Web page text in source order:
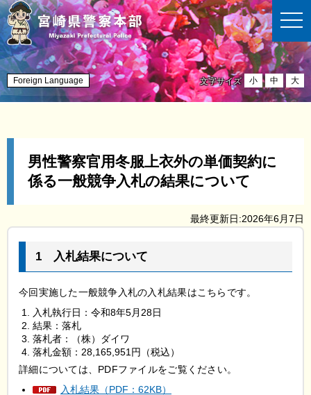
t
o
g
l
e
n
a
v
Foreign Language 文字サイズ 小 中 大
男性警察官用冬服上衣外の単価契約に
係る一般競争入札の結果について
最終更新日:2026年6月7日
1 入札結果について
今回実施した一般競争入札の入札結果はこちらです。
入札執行日：令和8年5月28日
結果：落札
落札者：（株）ダイワ
落札金額：28,165,951円（税込）
詳細については、PDFファイルをご覧ください。
入札結果（PDF：62KB）